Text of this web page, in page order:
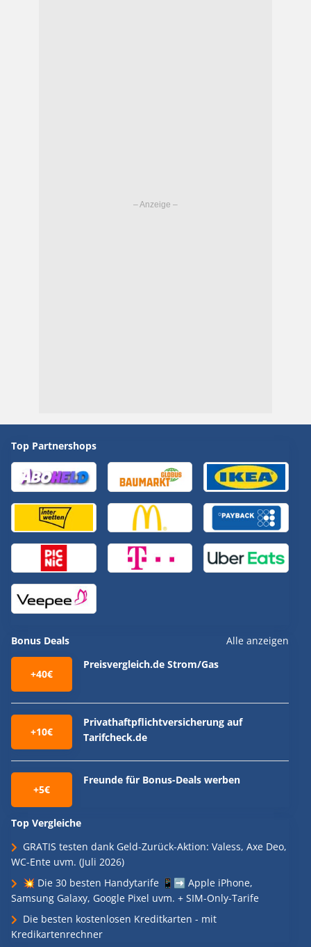
Top Partnershops
Bonus Deals Alle anzeigen
+40€
Preisvergleich.de Strom/Gas
+10€
Privathaftpflichtversicherung auf
Tarifcheck.de
+5€
Freunde für Bonus-Deals werben
Top Vergleiche
GRATIS testen dank Geld-Zurück-Aktion: Valess, Axe Deo,
WC-Ente uvm. (Juli 2026)
💥 Die 30 besten Handytarife 📱➡️ Apple iPhone,
Samsung Galaxy, Google Pixel uvm. + SIM-Only-Tarife
Die besten kostenlosen Kreditkarten - mit
Kredikartenrechner